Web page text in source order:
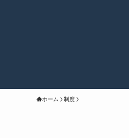
ホーム 制度